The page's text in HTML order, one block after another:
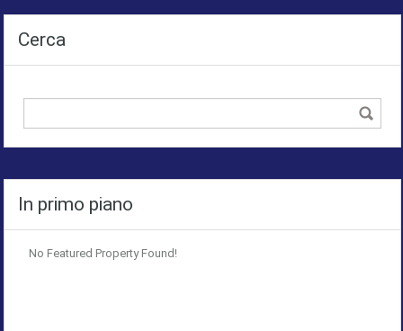
Cerca
In primo piano
No Featured Property Found!